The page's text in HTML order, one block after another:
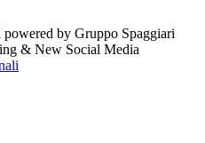
by Gruppo Spaggiari
& New Social Media